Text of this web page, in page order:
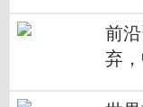
前
弃